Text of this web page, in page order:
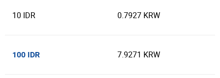
10 IDR 0.7927 KRW
100 IDR 7.9271 KRW